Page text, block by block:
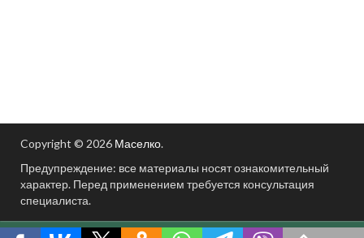
Copyright © 2026 Маселко.
Предупреждение: все материалы носят ознакомительный
характер. Перед применением требуется консультация
специалиста.